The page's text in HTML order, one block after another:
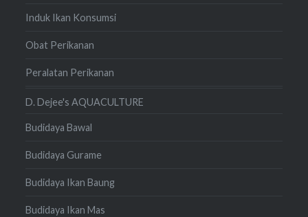
Induk Ikan Konsumsi
Obat Perikanan
Peralatan Perikanan
D. Dejee's AQUACULTURE
Budidaya Bawal
Budidaya Gurame
Budidaya Ikan Baung
Budidaya Ikan Mas